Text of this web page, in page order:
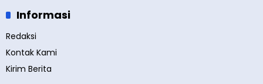
Informasi
Redaksi
Kontak Kami
Kirim Berita